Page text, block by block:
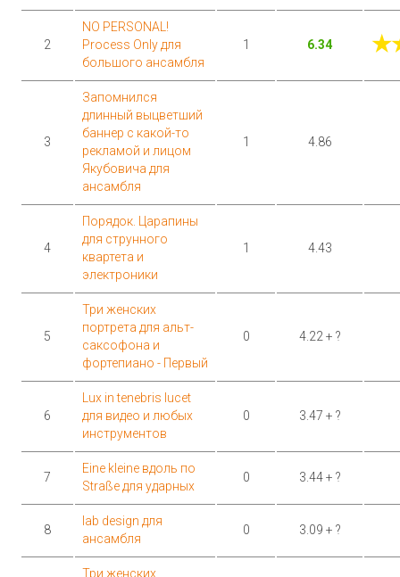
2
NO PERSONAL!
Process Only для
большого ансамбля
1 6.34
3
Запомнился
длинный выцветший
баннер с какой-то
рекламой и лицом
Якубовича для
ансамбля
1 4.86
4
Порядок. Царапины
для струнного
квартета и
электроники
1 4.43
5
Три женских
портрета для альт-
саксофона и
фортепиано - Первый
0 4.22 + ?
6
Lux in tenebris lucet
для видео и любых
инструментов
0 3.47 + ?
7
Eine kleine вдоль по
Straße для ударных
0 3.44 + ?
8
lab design для
ансамбля
0 3.09 + ?
Три женских